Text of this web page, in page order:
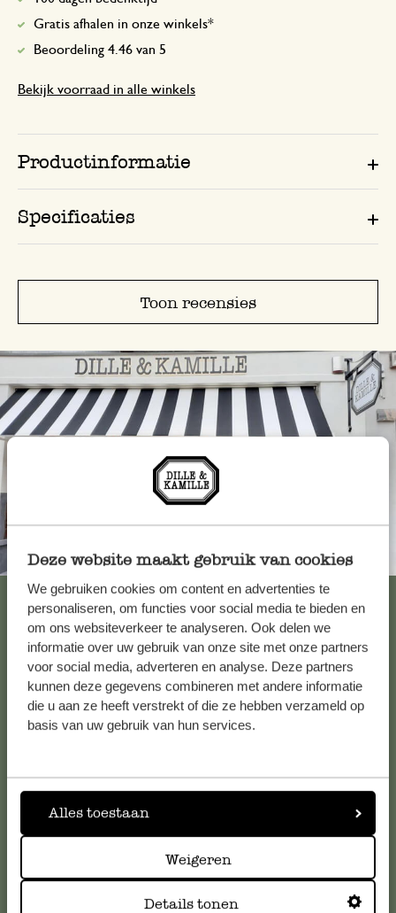
Deze website maakt gebruik van cookies
We gebruiken cookies om content en advertenties te
personaliseren, om functies voor social media te bieden en
om ons websiteverkeer te analyseren. Ook delen we
informatie over uw gebruik van onze site met onze partners
voor social media, adverteren en analyse. Deze partners
kunnen deze gegevens combineren met andere informatie
die u aan ze heeft verstrekt of die ze hebben verzameld op
basis van uw gebruik van hun services.
Alles toestaan
Weigeren
Details tonen
Gratis afhalen in onze winkels*
Beoordeling 4.46 van 5
Bekijk voorraad in alle winkels
Productinformatie
Specificaties
Toon recensies
Altijd in de buurt
Bekijk alle 62 winkels
Klantenservice
Voor vragen, tips of hulp kun je contact opnemen met onze
klantenservice@dille-kamille.com